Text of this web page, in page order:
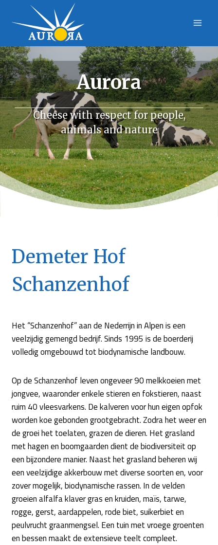
Aurora
Cheese with respect for people,
animals and nature
Demeter Hof
Schanzenhof
Het “Schanzenhof” aan de Nederrijn in Alpen is een
veelzijdig gemengd bedrijf. Sinds 1995 is de boerderij
volledig omgebouwd tot biodynamische landbouw.
Op de Schanzenhof leven ongeveer 90 melkkoeien met
jongvee, waaronder enkele stieren en fokstieren, naast
ruim 40 vleesvarkens. De kalveren voor hun eigen opfok
worden koe gebonden grootgebracht. Zodra het weer en
de groei het toelaten, grazen de dieren. Het grasland
met hagen en boomgaarden dient de biodiversiteit op
een bijzondere manier. Naast het grasland beheren wij
een veelzijdige akkerbouw met diverse soorten en, voor
zover mogelijk, biodynamische rassen. In de velden
groeien alfalfa klaver gras en kruiden, maïs, tarwe,
rogge, gerst, aardappelen, rode biet, suikerbiet en
peulvrucht graanmengsel. Een tuin met vroege groenten
en bessen maakt de extensieve teelt compleet.